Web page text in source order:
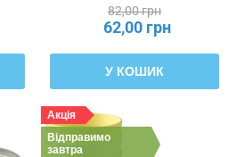
82,00 грн
62,00 грн
У КОШИК
Акція
Відправимо
завтра